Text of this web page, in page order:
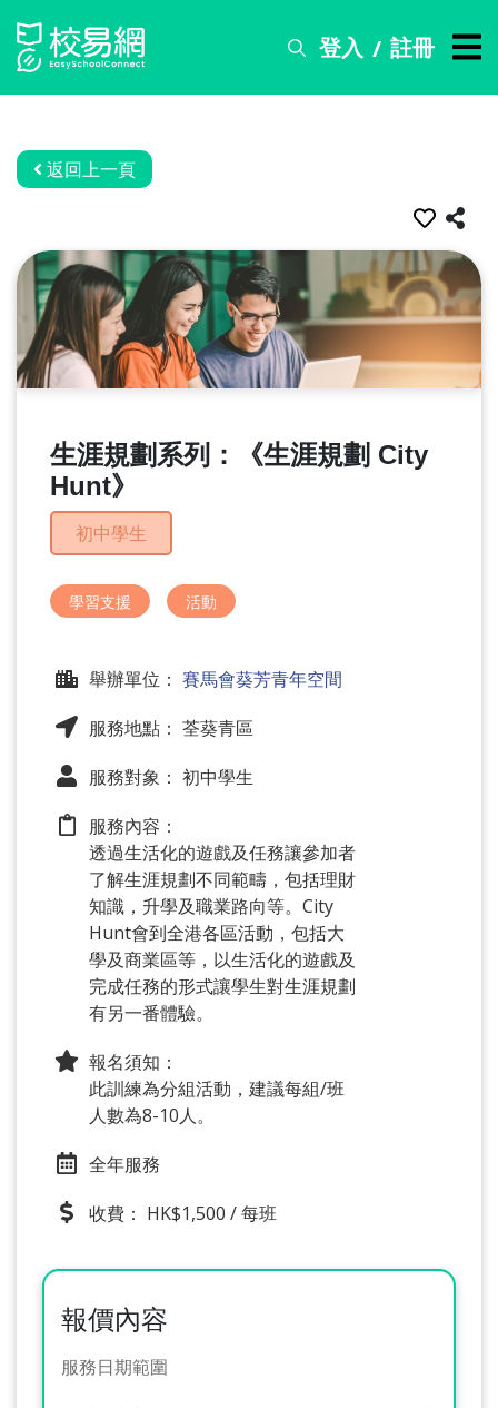
登入 / 註冊
搜
務
資
訊
關
於
我
返回上一頁
生涯規劃系列：《生涯規劃 City
Hunt》
初中學生
學習支援 活動
舉辦單位： 賽馬會葵芳青年空間
服務地點： 荃葵青區
服務對象： 初中學生
服務內容：
透過生活化的遊戲及任務讓參加者
了解生涯規劃不同範疇，包括理財
知識，升學及職業路向等。City
Hunt會到全港各區活動，包括大
學及商業區等，以生活化的遊戲及
完成任務的形式讓學生對生涯規劃
有另一番體驗。
報名須知：
此訓練為分組活動，建議每組/班
人數為8-10人。
全年服務
收費： HK$1,500 / 每班
報價內容
服務日期範圍